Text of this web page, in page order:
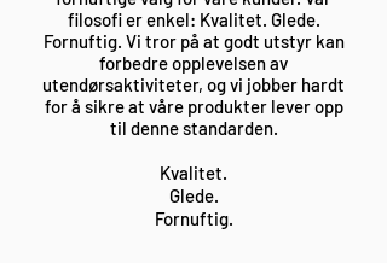
filosofi er enkel: Kvalitet. Glede.
Fornuftig. Vi tror på at godt utstyr kan
forbedre opplevelsen av
utendørsaktiviteter, og vi jobber hardt
for å sikre at våre produkter lever opp
til denne standarden.
Kvalitet.
Glede.
Fornuftig.